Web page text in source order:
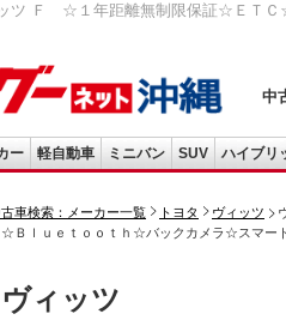
ッツ Ｆ ☆１年距離無制限保証☆ＥＴ
中
ー 軽自動車 ミニバン SUV ハイブリ
車検索：メーカー一覧 トヨタ ヴィッツ
Ｂｌｕｅｔｏｏｔｈ☆バックカメラ☆スマー
ィッツ